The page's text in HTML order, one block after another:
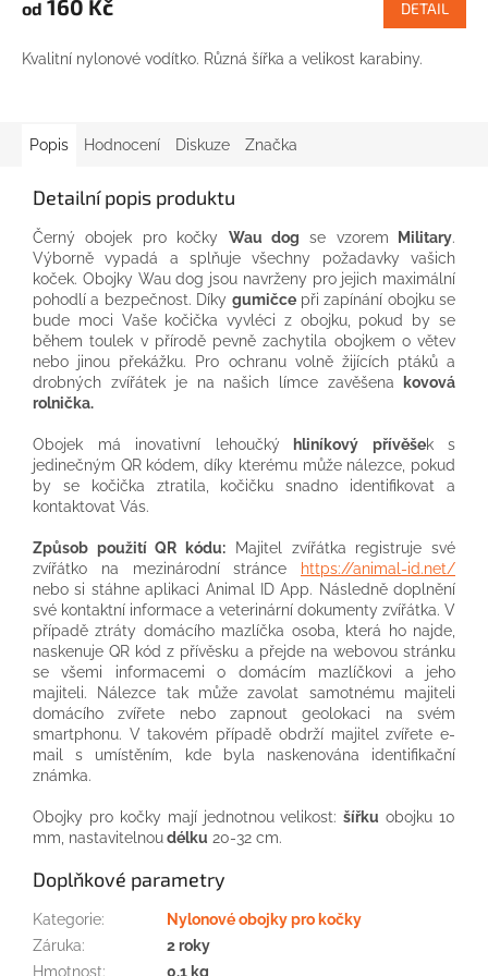
od 160 Kč DETAIL
Kvalitní nylonové vodítko. Různá šířka a velikost karabiny.
Popis Hodnocení Diskuze Značka
Detailní popis produktu
Černý obojek pro kočky Wau dog se vzorem Military.
Výborně vypadá a splňuje všechny požadavky vašich
koček. Obojky Wau dog jsou navrženy pro jejich maximální
pohodlí a bezpečnost. Díky gumičcepři zapínání obojku se
bude moci Vaše kočička vyvléci z obojku, pokud by se
během toulek v přírodě pevně zachytila ​​obojkem o větev
nebo jinou překážku. Pro ochranu volně žijících ptáků a
drobných zvířátek je na našich límce zavěšena kovová
rolnička.
Obojek má inovativní lehoučký hliníkový přívěšek s
jedinečným QR kódem, díky kterému může nálezce, pokud
by se kočička ztratila, kočičku snadno identifikovat a
kontaktovat Vás.
Způsob použití QR kódu: Majitel zvířátka registruje své
zvířátko na mezinárodní stránce
https://animal-id.net/
nebo si stáhne aplikaci Animal ID App. Následně doplnění
své kontaktní informace a veterinární dokumenty zvířátka. V
případě ztráty domácího mazlíčka osoba, která ho najde,
naskenuje QR kód z přívěsku a přejde na webovou stránku
se všemi informacemi o domácím mazlíčkovi a jeho
majiteli. Nálezce tak může zavolat samotnému majiteli
domácího zvířete nebo zapnout geolokaci na svém
smartphonu. V takovém případě obdrží majitel zvířete e-
mail s umístěním, kde byla naskenována identifikační
známka.
Obojky pro kočky mají jednotnou velikost:šířku obojku 10
mm, nastavitelnoudélku 20-32 cm.
Doplňkové parametry
Kategorie:
Nylonové obojky pro kočky
Záruka:
2 roky
Hmotnost:
0.1 kg